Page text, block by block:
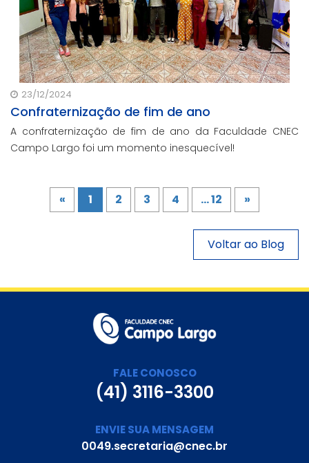
23/12/2024
Confraternização de fim de ano
A confraternização de fim de ano da Faculdade CNEC
Campo Largo foi um momento inesquecível!
« 1 2 3 4 ... 12 »
Voltar ao Blog
FALE CONOSCO
(41) 3116-3300
ENVIE SUA MENSAGEM
0049.secretaria@cnec.br